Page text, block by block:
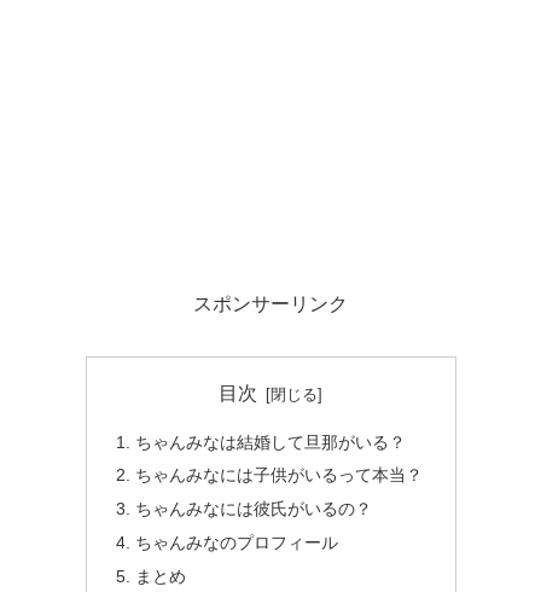
スポンサーリンク
目次
ちゃんみなは結婚して旦那がいる？
ちゃんみなには子供がいるって本当？
ちゃんみなには彼氏がいるの？
ちゃんみなのプロフィール
まとめ